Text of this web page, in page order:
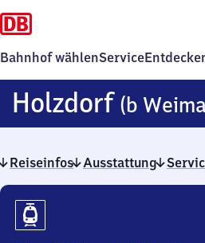
Bahnhof wählenService
Holzdorf (b
Reiseinfos Ausstattung
Reiseinfos